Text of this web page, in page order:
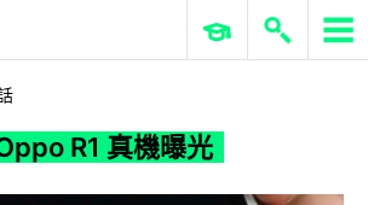
市？Oppo R1 真機曝光
ERP 與商業 AI
R1 真機曝光